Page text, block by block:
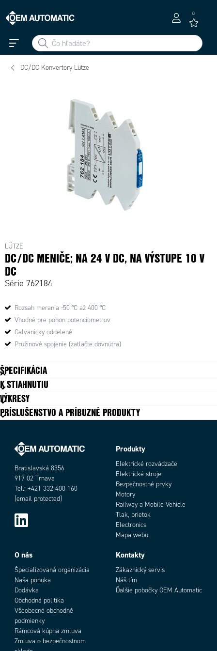
0
DC/DC Konvertory Lütze
LÜTZE
DC/DC MENIČE; NA 24 V DC, NA VÝSTUPE 10 V
DC
Série 762184
Rozsah merania -50 °C až 400 °C
Vhodné pre pohon potenciometrov
Galvanicky oddelené
Pružinové spojenie (zatlačte dovnútra)
ŠPECIFIKÁCIA
Hĺbka
Hmotnosť 40 g
Power consumption 14 mA
Prevádzková teplota min. -25 °C
Prevádzkové napätie DC max. 30 V
Prevádzkové napätie DC min. 16,8 V
Šírka 6,2 mm
Teplota skladovania do 85 °C
Teplota skladovania od -40 °C
IP20
Výška 92,5 mm
Výstupný prúd max. 0,1 A
Zhoda s normami CE, cULus, RoHS
K STIAHNUTIU
VÝKRESY
PRÍSLUŠENSTVO A PRÍBUZNÉ PRODUKTY
Bratislavská 8356
917 02 Trnava
Tel.: +421 332 400 160
[email protected]
Produkty
Elektrické rozvádzače
Elektrické stroje
Bezpečnostné prvky
Motory
Railway a Mobile Vehicle
Tlak, prietok
Electronics
Mapa webu
O nás
Špecializovaná organizácia
Naša ponuka
Dodávka
Obchodná politika
Všeobecné obchodné
podmienky
Rámcová kúpna zmluva
Zmluva o bezpečnostnom
Kontakty
Zákaznický servis
Náš tím
Ďalšie pobočky OEM Automatic